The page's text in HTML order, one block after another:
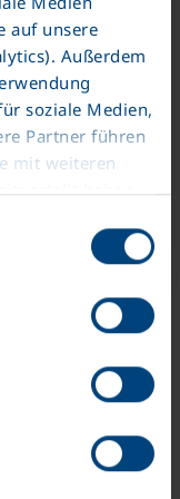
auf unsere
Außerdem
soziale Medien,
Partner führen
mit weiteren
haben
des
außerhalb
Zugriffen